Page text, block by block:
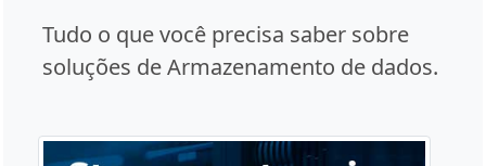
Tudo o que você precisa saber sobre
soluções de Armazenamento de dados.